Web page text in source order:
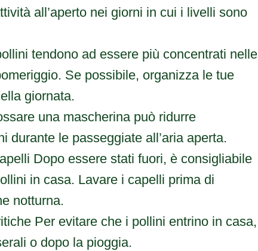
all’aperto nei giorni in cui i livelli sono
tendono ad essere più concentrati nelle
Se possibile, organizza le tue
giornata.
una mascherina può ridurre
durante le passeggiate all’aria aperta.
Dopo essere stati fuori, è consigliabile
in casa. Lavare i capelli prima di
notturna.
Per evitare che i pollini entrino in casa,
o dopo la pioggia.